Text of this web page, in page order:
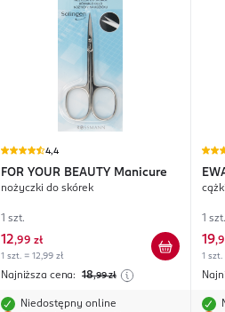
4,4
FOR YOUR BEAUTY Manicure
nożyczki do skórek
1 szt.
12,99 zł
1 szt. = 12,99 zł
Najniższa cena: 18,99 zł
Niedostępny online
1 szt.
19,
1 szt.